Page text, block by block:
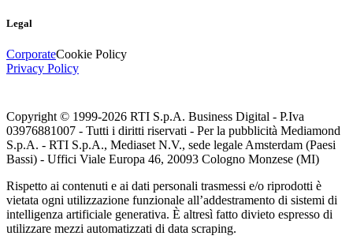
Legal
CorporateCookie Policy
Privacy Policy
Copyright © 1999-2026 RTI S.p.A. Business Digital - P.Iva
03976881007 - Tutti i diritti riservati - Per la pubblicità Mediamond
S.p.A. - RTI S.p.A., Mediaset N.V., sede legale Amsterdam (Paesi
Bassi) - Uffici Viale Europa 46, 20093 Cologno Monzese (MI)
Rispetto ai contenuti e ai dati personali trasmessi e/o riprodotti è
vietata ogni utilizzazione funzionale all’addestramento di sistemi di
intelligenza artificiale generativa. È altresì fatto divieto espresso di
utilizzare mezzi automatizzati di data scraping.